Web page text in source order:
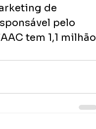
de
pelo
tem 1,1 milhão